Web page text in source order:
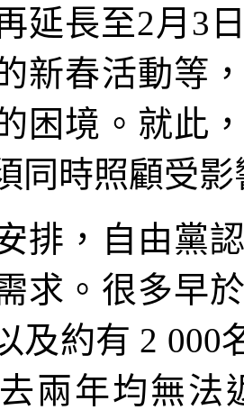
延長至2月3
新春活動等
困境。就此
同時照顧受
排，自由黨
求。很多早
及約有 2 000
兩年均無法